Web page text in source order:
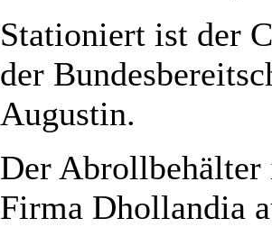
Stationiert ist der
der
Augustin.
Der Abrollbehälter
Firma Dhollandia